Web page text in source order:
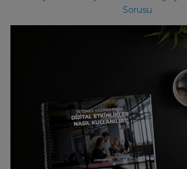
Sorusu